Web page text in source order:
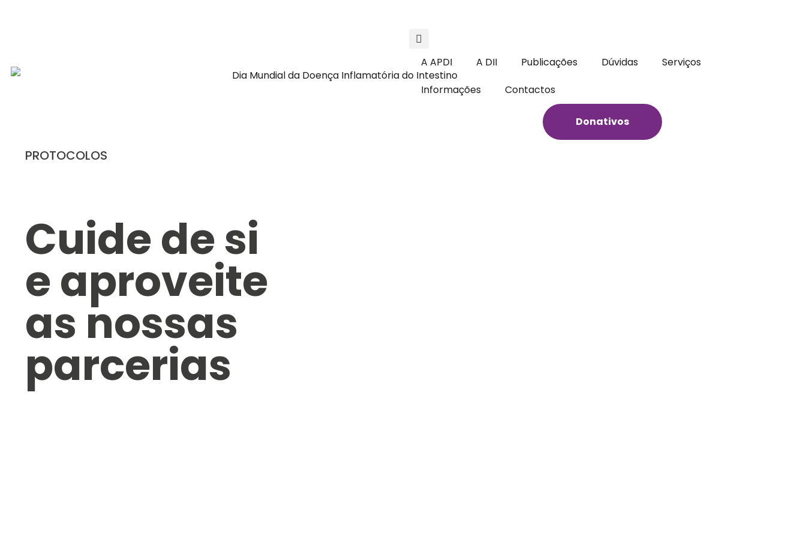
A APDI A DII Publicações Dúvidas
Serviços
Informações
Contactos
Donativos
PROTOCOLOS
Cuide de si
e aproveite
as nossas
parcerias